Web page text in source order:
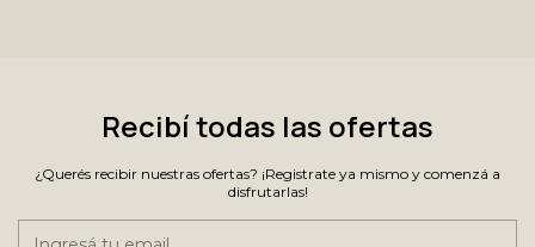
Recibí todas las ofertas
¿Querés recibir nuestras ofertas? ¡Registrate ya mismo y comenzá a
disfrutarlas!